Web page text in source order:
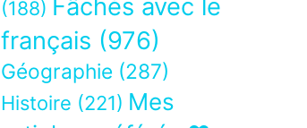
(188) Fâchés avec le
français (976)
Géographie (287)
Histoire (221) Mes